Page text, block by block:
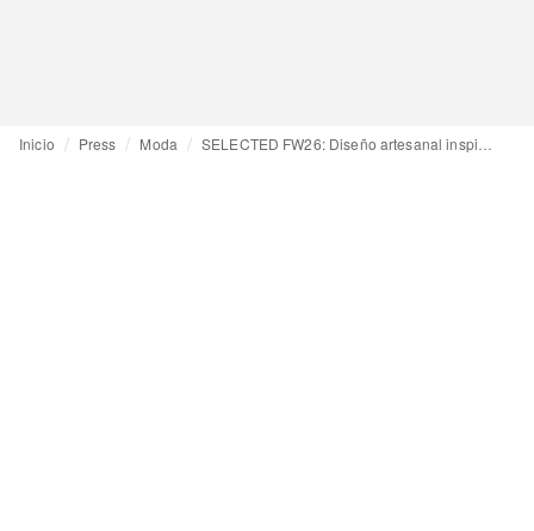
Inicio Press Moda